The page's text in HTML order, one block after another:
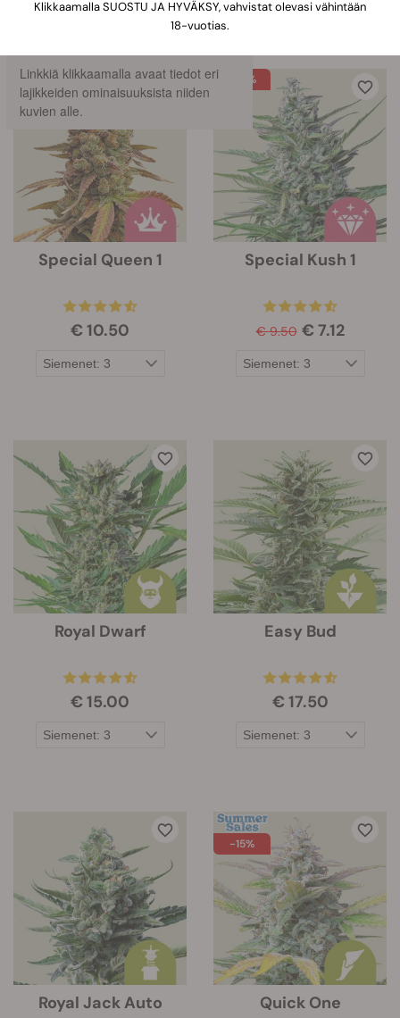
Linkkiä klikkaamalla avaat tiedot eri
lajikkeiden ominaisuuksista niiden
kuvien alle.
Special Queen 1
€ 10.50
-25%
Special Kush 1
€ 9.50 € 7.12
Royal Dwarf
€ 15.00
Easy Bud
€ 17.50
Royal Jack Auto
-15%
Quick One
Klikkaamalla SUOSTU JA HYVÄKSY, vahvistat olevasi vähintään
18-vuotias.